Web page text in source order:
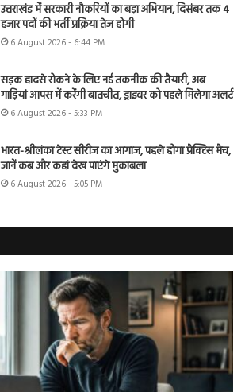
उत्तराखंड में सरकारी नौकरियों का बड़ा अभियान, दिसंबर तक 4
हजार पदों की भर्ती प्रक्रिया तेज होगी
6 August 2026 - 6:44 PM
सड़क हादसे रोकने के लिए नई तकनीक की तैयारी, अब
गाड़ियां आपस में करेंगी बातचीत, ड्राइवर को पहले मिलेगा अलर्ट
6 August 2026 - 5:33 PM
भारत-श्रीलंका टेस्ट सीरीज का आगाज, पहले होगा प्रैक्टिस मैच,
जानें कब और कहां देख पाएंगे मुकाबला
6 August 2026 - 5:05 PM